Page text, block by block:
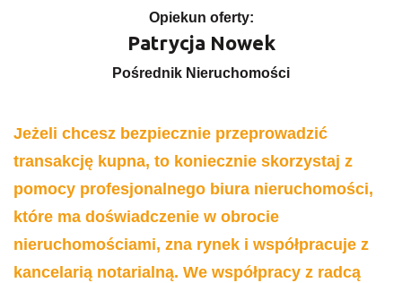
Opiekun oferty:
Patrycja Nowek
Pośrednik Nieruchomości
Jeżeli chcesz bezpiecznie przeprowadzić
transakcję kupna, to koniecznie skorzystaj z
pomocy profesjonalnego biura nieruchomości,
które ma doświadczenie w obrocie
nieruchomościami, zna rynek i współpracuje z
kancelarią notarialną. We współpracy z radcą